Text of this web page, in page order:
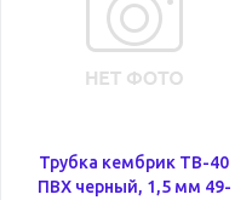
Трубка кембрик ТВ-40
ПВХ черный, 1,5 мм 49-